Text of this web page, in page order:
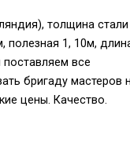
толщина стали
полезная 1, 10м,
все
бригаду мастеров
цены. Качество.